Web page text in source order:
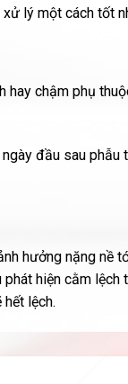
lý một cách tốt
hay chậm phụ
đầu sau phẫu
hưởng nặng nề
hiện cằm lệch
lệch.